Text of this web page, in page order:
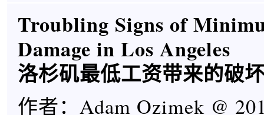
Troubling Signs of
Damage in Los Angeles
洛杉矶最低工资带来的破
作者：Adam Ozimek @